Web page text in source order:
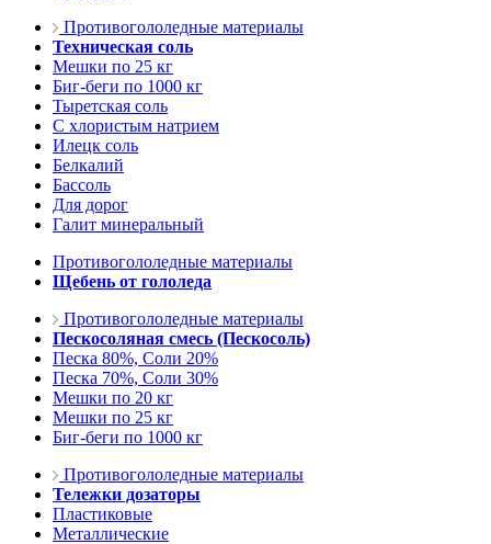
Противогололедные материалы
Техническая соль
Мешки по 25 кг
Биг-беги по 1000 кг
Тыретская соль
С хлористым натрием
Илецк соль
Белкалий
Бассоль
Для дорог
Галит минеральный
Противогололедные материалы
Щебень от гололеда
Противогололедные материалы
Пескосоляная смесь (Пескосоль)
Песка 80%, Соли 20%
Песка 70%, Соли 30%
Мешки по 20 кг
Мешки по 25 кг
Биг-беги по 1000 кг
Противогололедные материалы
Тележки дозаторы
Пластиковые
Металлические